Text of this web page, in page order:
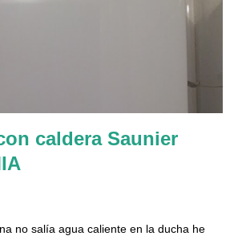
caldera Saunier
no salía agua caliente en la ducha he